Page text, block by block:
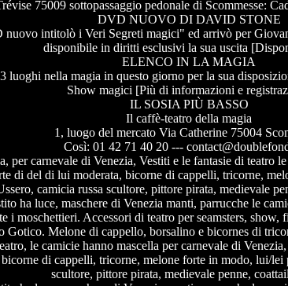
75009 sottopassaggio pedonale di Scommesse:
DVD NUOVO DI DAVID STONE
intitolò i Veri Segreti magici" ed arrivò per
disponibile in diritti esclusivi la sua uscita
ELENCO IN LA MAGIA
luoghi nella magia in questo giorno per la sua
Show magici [Più di informazioni e
IL SOSIA PIÙ BASSO
Il caffè-teatro della magia
1, luogo del mercato Via Catherine 75004
Così: 01 42 71 40 20 ---
per carnevale di Venezia, Vestiti e le fantasie di teatro
di del di lui moderata, bicorne di cappelli, tricorne,
camicia russa scultore, pittore pirata, medievale
ha luce, maschere di Venezia manti, parrucche le
i moschettieri. Accessori di teatro per seamsters,
Gotico. Melone di cappello, borsalino e bicornes di
le camicie hanno mascella per carnevale di
di cappelli, tricorne, melone forte in modo, lui/lei
scultore, pittore pirata, medievale penne,